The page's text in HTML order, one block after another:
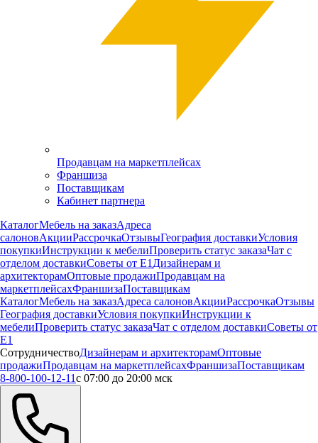
Продавцам на маркетплейсах
Франшиза
Поставщикам
Кабинет партнера
КаталогМебель на заказАдреса
салоновАкцииРассрочкаОтзывыГеография доставкиУсловия
покупкиИнструкции к мебелиПроверить статус заказаЧат с
отделом доставкиСоветы от Е1 Дизайнерам и
архитекторамОптовые продажиПродавцам на
маркетплейсахФраншизаПоставщикам
КаталогМебель на заказАдреса салоновАкцииРассрочкаОтзывы
География доставкиУсловия покупкиИнструкции к
мебелиПроверить статус заказаЧат с отделом доставкиСоветы от
Е1
СотрудничествоДизайнерам и архитекторамОптовые
продажиПродавцам на маркетплейсахФраншизаПоставщикам
8-800-100-12-11с 07:00 до 20:00 мск